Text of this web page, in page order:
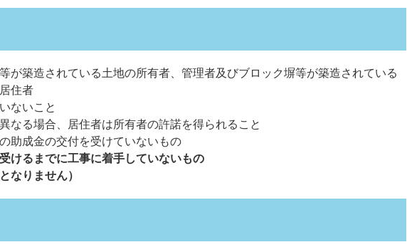
が築造されている土地の所有者、管理者及びブロック塀等が築造されている
住者
ないこと
なる場合、居住者は所有者の許諾を得られること
助成金の交付を受けていないもの
けるまでに工事に着手していないもの
なりません）